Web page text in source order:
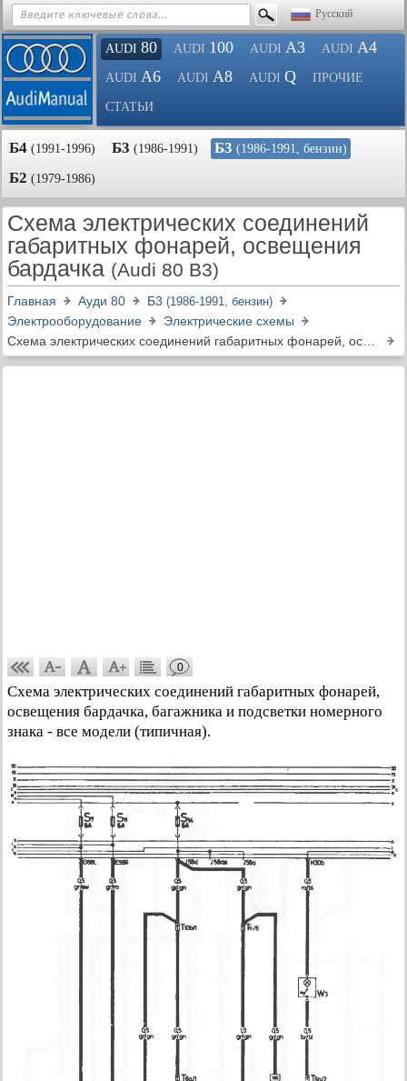
Русский
AUDI 80 AUDI 100 AUDI A3 AUDI A4
AUDI A6 AUDI A8 AUDI Q ПРОЧИЕ
СТАТЬИ
Б4 (1991-1996) Б3 (1986-1991) Б3 (1986-1991, бензин)
Б2 (1979-1986)
Схема электрических соединений
габаритных фонарей, освещения
бардачка (Audi 80 B3)
Главная Ауди 80 Б3 (1986-1991, бензин)
Электрооборудование
Электрические схемы
0
Схема электрических соединений габаритных фонарей,
освещения бардачка, багажника и подсветки номерного
знака - все модели (типичная).